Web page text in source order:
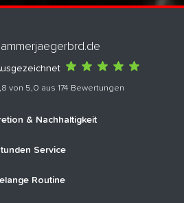
von 5,0 aus 174 Bewertungen
& Nachhaltigkeit
Service
Routine